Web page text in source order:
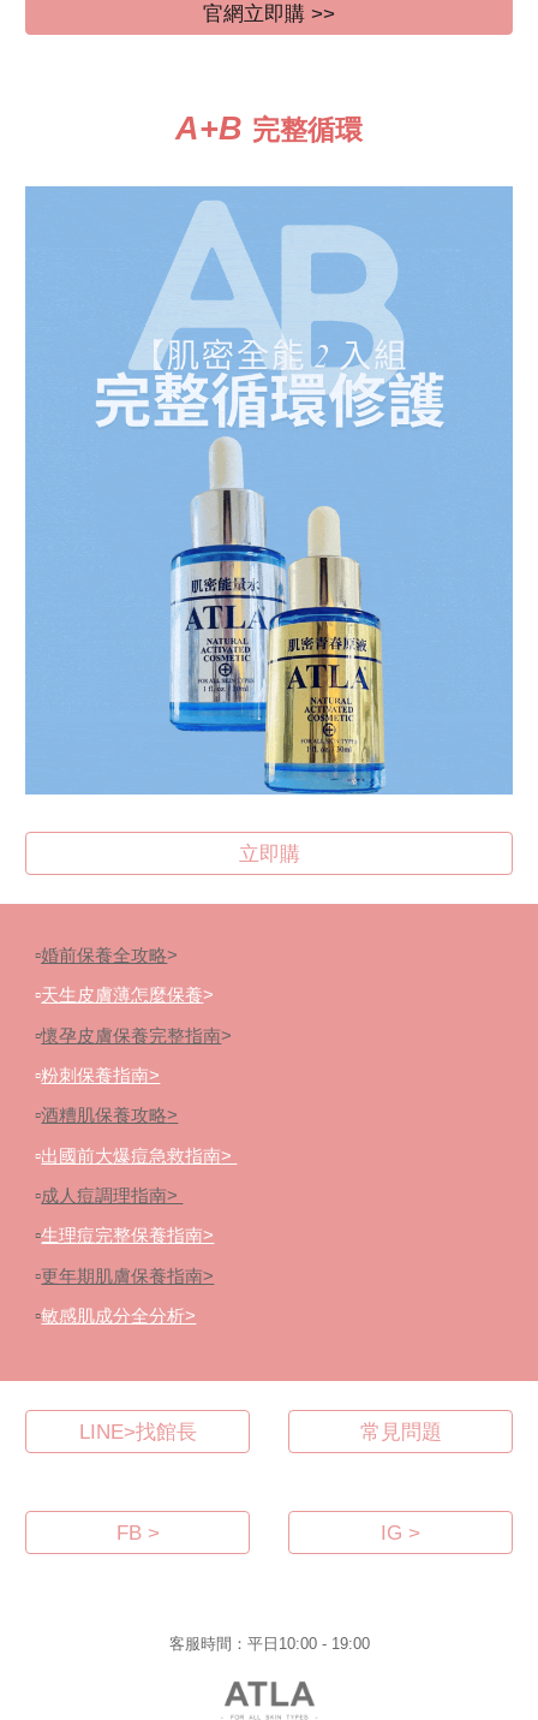
官網立即購 >>
A+B 完整循環
立即購
▫️婚前保養全攻略>
▫️天生皮膚薄怎麼保養>
▫️懷孕皮膚保養完整指南>
▫️粉刺保養指南>
▫️酒糟肌保養攻略>
▫️出國前大爆痘急救指南>
▫️成人痘調理指南>
▫️生理痘完整保養指南>
▫️更年期肌膚保養指南>
▫️敏感肌成分全分析>
LINE>找館長 常見問題
FB > IG >
客服時間：平日10:00 - 19:00